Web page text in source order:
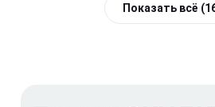
Показать всё